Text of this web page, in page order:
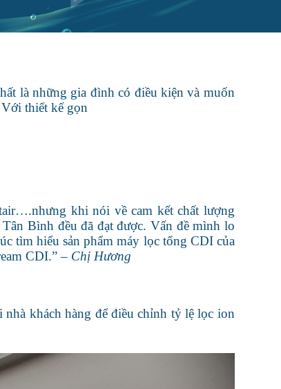
là những gia đình có điều kiện và muốn
thiết kế gọn
khi nói về cam kết chất lượng
Bình đều đã đạt được. Vấn đề mình lo
tìm hiểu sản phẩm máy lọc tổng CDI của
CDI.” – Chị Hương
khách hàng để điều chỉnh tỷ lệ lọc ion